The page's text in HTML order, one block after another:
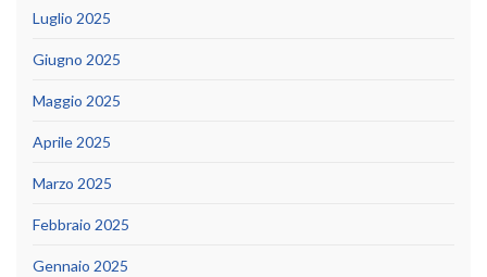
Luglio 2025
Giugno 2025
Maggio 2025
Aprile 2025
Marzo 2025
Febbraio 2025
Gennaio 2025